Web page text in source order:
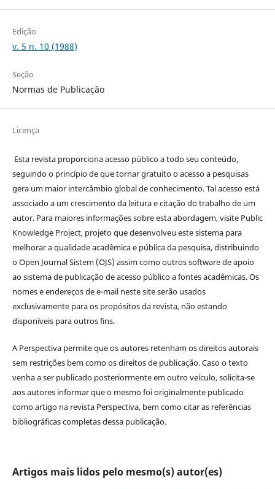
Edição
v. 5 n. 10 (1988)
Seção
Normas de Publicação
Licença
Esta revista proporciona acesso público a todo seu conteúdo,
seguindo o princípio de que tornar gratuito o acesso a pesquisas
gera um maior intercâmbio global de conhecimento. Tal acesso está
associado a um crescimento da leitura e citação do trabalho de um
autor. Para maiores informações sobre esta abordagem, visite Public
Knowledge Project, projeto que desenvolveu este sistema para
melhorar a qualidade acadêmica e pública da pesquisa, distribuindo
o Open Journal Sistem (OJS) assim como outros software de apoio
ao sistema de publicação de acesso público a fontes acadêmicas. Os
nomes e endereços de e-mail neste site serão usados
exclusivamente para os propósitos da revista, não estando
disponíveis para outros fins.
A Perspectiva permite que os autores retenham os direitos autorais
sem restrições bem como os direitos de publicação. Caso o texto
venha a ser publicado posteriormente em outro veículo, solicita-se
aos autores informar que o mesmo foi originalmente publicado
como artigo na revista Perspectiva, bem como citar as referências
bibliográficas completas dessa publicação.
Artigos mais lidos pelo mesmo(s) autor(es)